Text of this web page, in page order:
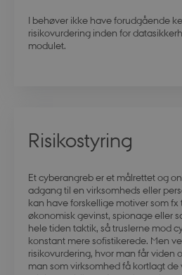
I behøver ikke have forudgående
risikovurdering inden for
modulet.
Risikostyring
Et cyberangreb er et målrettet og
adgang til en virksomheds eller
kan have forskellige motiver som fx
økonomisk gevinst, spionage eller
hele tiden taktik, så truslerne mod
konstant mere sofistikerede. Men
risikovurdering, hvor man får viden
man som virksomhed få kortlagt de